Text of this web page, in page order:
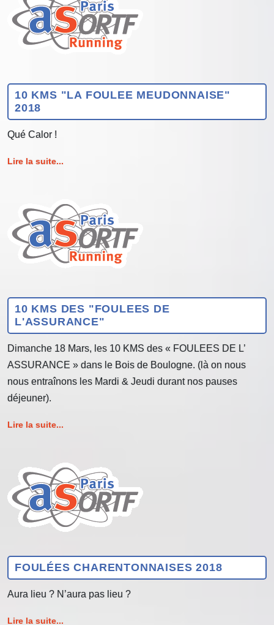
10 KMS "LA FOULEE MEUDONNAISE"
2018
Qué Calor !
Lire la suite...
10 KMS DES "FOULEES DE
L'ASSURANCE"
Dimanche 18 Mars, les 10 KMS des « FOULEES DE L’
ASSURANCE » dans le Bois de Boulogne. (là on nous
nous entraînons les Mardi & Jeudi durant nos pauses
déjeuner).
Lire la suite...
FOULÉES CHARENTONNAISES 2018
Aura lieu ? N’aura pas lieu ?
Lire la suite...